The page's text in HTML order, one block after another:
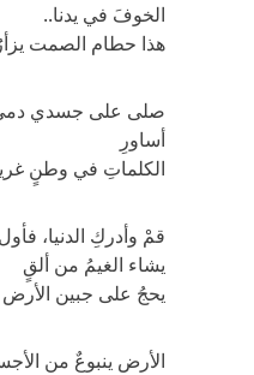
الخوفَ في يدنا..
هذا حطام الصمت
صلى على جسدي
أساورِ
الكلماتِ في وطنٍ
قمْ وأدركِ الدنيا،
يشاء الغيمُ من ألقٍ
يحجُ على جبين الأرض
الأرض ينبوعٌ من